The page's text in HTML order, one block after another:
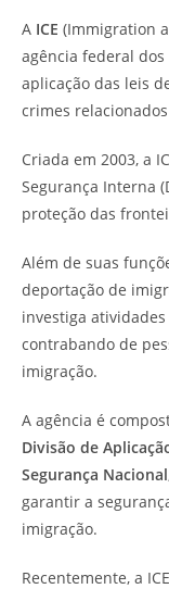
A ICE (Immigration
agência federal
aplicação das leis
crimes
Criada em 2003, a
Segurança Interna
proteção das
Além de suas
deportação de
investiga
contrabando de
imigração.
A agência é
Divisão de
Segurança Nacional
garantir a
imigração.
Recentemente, a